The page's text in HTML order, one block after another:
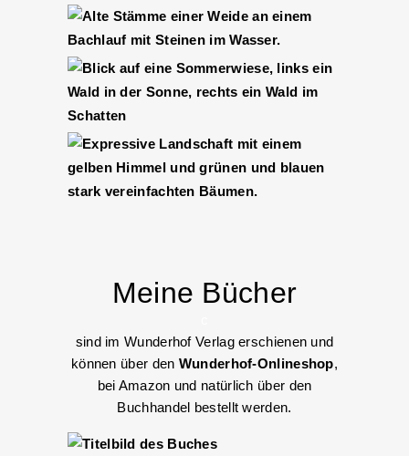
Meine Bücher
sind im Wunderhof Verlag erschienen und
können über den Wunderhof-Onlineshop,
bei Amazon und natürlich über den
Buchhandel bestellt werden.